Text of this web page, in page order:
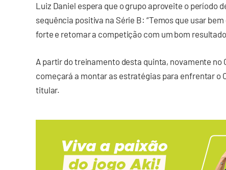
Luiz Daniel espera que o grupo aproveite o período
sequência positiva na Série B: “Temos que usar
forte e retomar a competição com um bom
A partir do treinamento desta quinta, novamente no
começará a montar as estratégias para enfrentar o
titular.